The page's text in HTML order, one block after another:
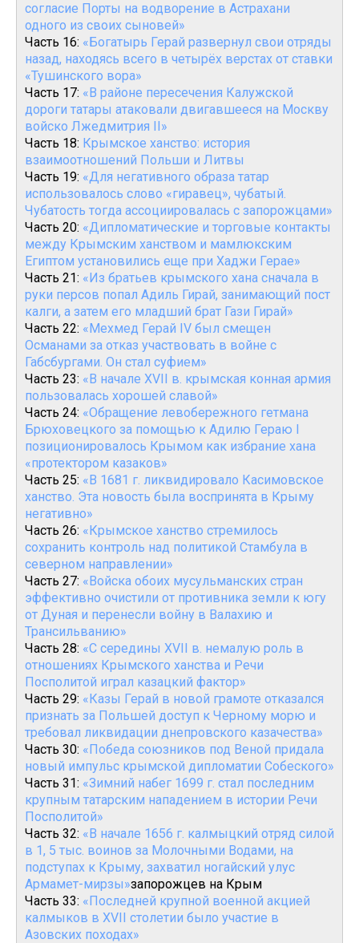
согласие Порты на водворение в Астрахани
одного из своих сыновей»
Часть 16: «Богатырь Герай развернул свои отряды
назад, находясь всего в четырёх верстах от ставки
«Тушинского вора»
Часть 17: «В районе пересечения Калужской
дороги татары атаковали двигавшееся на Москву
войско Лжедмитрия II»
Часть 18: Крымское ханство: история
взаимоотношений Польши и Литвы
Часть 19: «Для негативного образа татар
использовалось слово «гиравец», чубатый.
Чубатость тогда ассоциировалась с запорожцами»
Часть 20: «Дипломатические и торговые контакты
между Крымским ханством и мамлюкским
Египтом установились еще при Хаджи Герае»
Часть 21: «Из братьев крымского хана сначала в
руки персов попал Адиль Гирай, занимающий пост
калги, а затем его младший брат Гази Гирай»
Часть 22: «Мехмед Герай IV был смещен
Османами за отказ участвовать в войне с
Габсбургами. Он стал суфием»
Часть 23: «В начале XVII в. крымская конная армия
пользовалась хорошей славой»
Часть 24: «Обращение левобережного гетмана
Брюховецкого за помощью к Адилю Гераю I
позиционировалось Крымом как избрание хана
«протектором казаков»
Часть 25: «В 1681 г. ликвидировало Касимовское
ханство. Эта новость была воспринята в Крыму
негативно»
Часть 26: «Крымское ханство стремилось
сохранить контроль над политикой Стамбула в
северном направлении»
Часть 27: «Войска обоих мусульманских стран
эффективно очистили от противника земли к югу
от Дуная и перенесли войну в Валахию и
Трансильванию»
Часть 28: «С середины XVII в. немалую роль в
отношениях Крымского ханства и Речи
Посполитой играл казацкий фактор»
Часть 29: «Казы Герай в новой грамоте отказался
признать за Польшей доступ к Черному морю и
требовал ликвидации днепровского казачества»
Часть 30: «Победа союзников под Веной придала
новый импульс крымской дипломатии Собеского»
Часть 31: «Зимний набег 1699 г. стал последним
крупным татарским нападением в истории Речи
Посполитой»
Часть 32: «В начале 1656 г. калмыцкий отряд силой
в 1, 5 тыс. воинов за Молочными Водами, на
подступах к Крыму, захватил ногайский улус
Армамет-мирзы»запорожцев на Крым
Часть 33: «Последней крупной военной акцией
калмыков в XVII столетии было участие в
Азовских походах»